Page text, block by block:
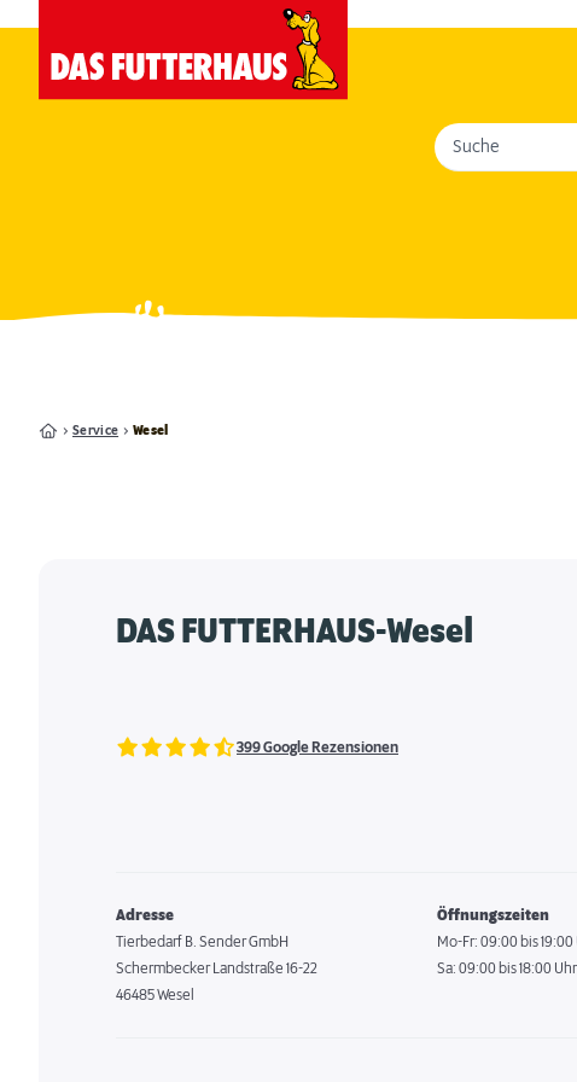
Suche
Service Wesel
DAS FUTTERHAUS-Wesel
399 Google Rezensionen
Adresse
Tierbedarf B. Sender GmbH
Schermbecker Landstraße 16-22
46485 Wesel
Öffnungszeiten
Mo-Fr: 09:00 bis 19:00
Sa: 09:00 bis 18:00 Uhr